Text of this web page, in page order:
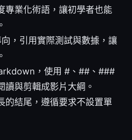
專業化術語，讓初學者也能
，引用實際測試與數據，讓
，使用 #、##、###
讀與剪輯成影片大綱。
的結尾，遵循要求不設置單